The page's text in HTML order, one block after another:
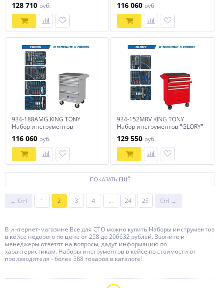
235 предметов
128 710 руб.
188 предметов
116 060 руб.
934-188AMG KING TONY
Набор инструментов
188 предметов
116 060 руб.
934-152MRV KING TONY
Набор инструментов "GLORY"
предмета
129 550 руб.
ПОКАЗАТЬ ЕЩЁ
← Ctrl 1 2 3 4 ... 24 25 Ctrl →
В интернет-магазине Все для СТО можно купить Наборы инструментов
в кейсе недорого по цене от 258 до 206632 рублей. Звоните и
менеджеры ответят на вопросы, дадут информацию по
характеристикам. Наборы инструментов в кейсе по стоимости от
производителя - более 588 товаров в каталоге!